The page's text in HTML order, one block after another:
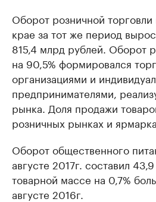
Оборот розничной
крае за тот же период
815,4 млрд рублей. Оборот
на 90,5% формировался
организациями и
предпринимателями,
рынка. Доля продажи
розничных рынках и
Оборот общественного
августе 2017г. составил
товарной массе на 0,7%
августе 2016г.